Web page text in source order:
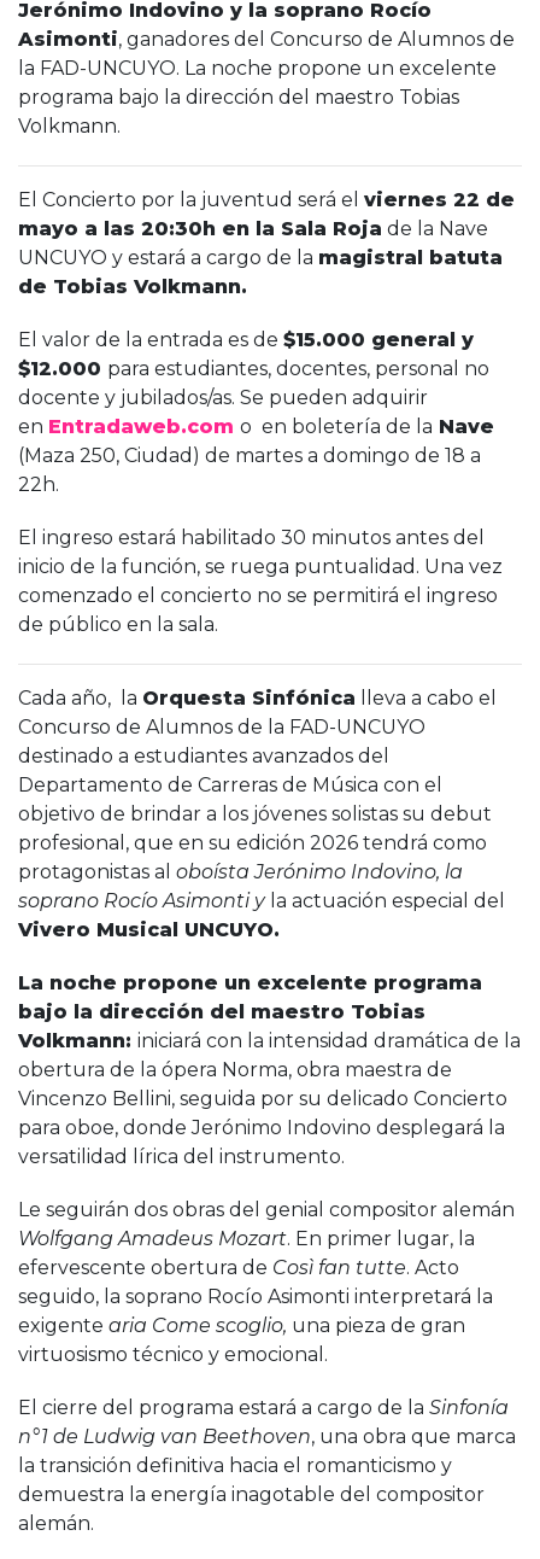
Jerónimo Indovino y la soprano Rocío
Asimonti, ganadores del Concurso de Alumnos de
la FAD-UNCUYO. La noche propone un excelente
programa bajo la dirección del maestro Tobias
Volkmann.
El Concierto por la juventud será el viernes 22 de
mayo a las 20:30h en la Sala Roja de la Nave
UNCUYO y estará a cargo de la magistral batuta
de Tobias Volkmann.
El valor de la entrada es de $15.000 general y
$12.000 para estudiantes, docentes, personal no
docente y jubilados/as. Se pueden adquirir
en Entradaweb.com o en boletería de la Nave
(Maza 250, Ciudad) de martes a domingo de 18 a
22h.
El ingreso estará habilitado 30 minutos antes del
inicio de la función, se ruega puntualidad. Una vez
comenzado el concierto no se permitirá el ingreso
de público en la sala.
Cada año, la Orquesta Sinfónica lleva a cabo el
Concurso de Alumnos de la FAD-UNCUYO
destinado a estudiantes avanzados del
Departamento de Carreras de Música con el
objetivo de brindar a los jóvenes solistas su debut
profesional, que en su edición 2026 tendrá como
protagonistas al oboísta Jerónimo Indovino, la
soprano Rocío Asimonti yla actuación especial del
Vivero Musical UNCUYO.
La noche propone un excelente programa
bajo la dirección del maestro Tobias
Volkmann: iniciará con la intensidad dramática de la
obertura de la ópera Norma, obra maestra de
Vincenzo Bellini, seguida por su delicado Concierto
para oboe, donde Jerónimo Indovino desplegará la
versatilidad lírica del instrumento.
Le seguirán dos obras del genial compositor alemán
Wolfgang Amadeus Mozart. En primer lugar, la
efervescente obertura de Così fan tutte. Acto
seguido, la soprano Rocío Asimonti interpretará la
exigente aria Come scoglio, una pieza de gran
virtuosismo técnico y emocional.
El cierre del programa estará a cargo de la Sinfonía
n°1 de Ludwig van Beethoven, una obra que marca
la transición definitiva hacia el romanticismo y
demuestra la energía inagotable del compositor
alemán.